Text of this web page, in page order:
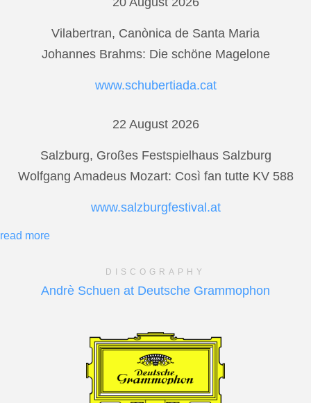
Vilabertran, Canònica de Santa Maria
Johannes Brahms: Die schöne Magelone
www.schubertiada.cat
22 August 2026
Salzburg, Großes Festspielhaus Salzburg
Wolfgang Amadeus Mozart: Così fan tutte KV 588
www.salzburgfestival.at
read more
DISCOGRAPHY
Andrè Schuen at Deutsche Grammophon